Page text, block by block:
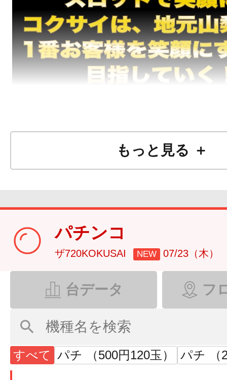
もっと見る ＋
パチンコ
ザ720KOKUSAI NEW 07/23（木）
台データ フ
すべて パチ （500円120玉） パチ （